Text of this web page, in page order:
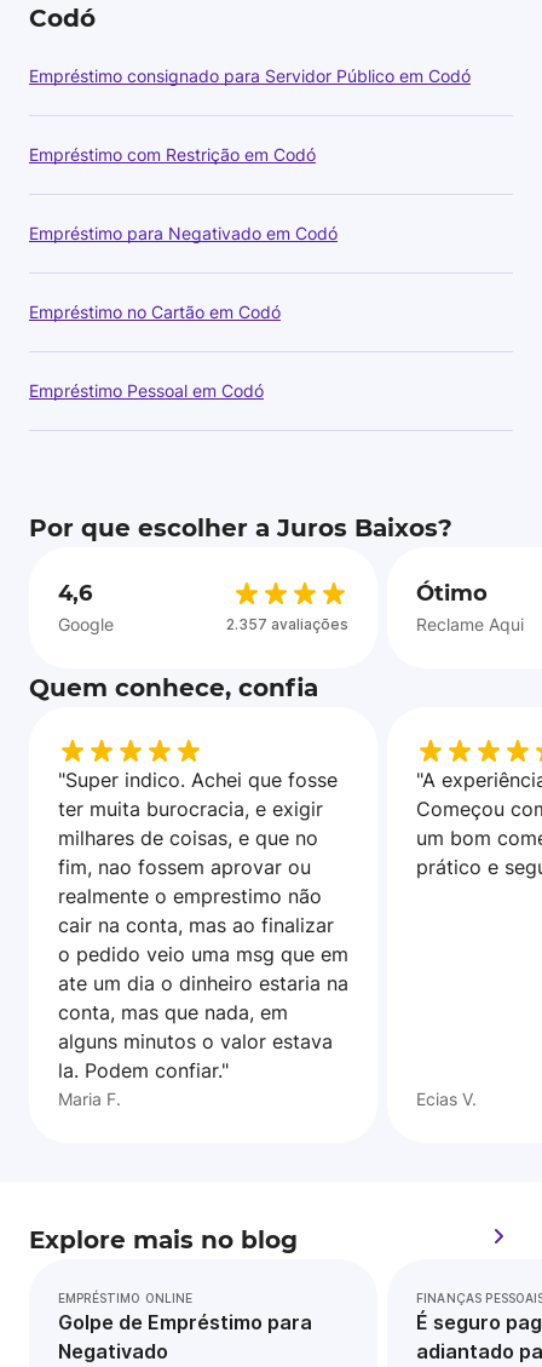
Codó
Empréstimo consignado para Servidor Público em Codó
Empréstimo com Restrição em Codó
Empréstimo para Negativado em Codó
Empréstimo no Cartão em Codó
Empréstimo Pessoal em Codó
Por que escolher a Juros Baixos?
4,6
Google 2.357 avaliações
Ótimo
Reclame Aqui
Quem conhece, confia
"Super indico. Achei que fosse
ter muita burocracia, e exigir
milhares de coisas, e que no
fim, nao fossem aprovar ou
realmente o emprestimo não
cair na conta, mas ao finalizar
o pedido veio uma msg que em
ate um dia o dinheiro estaria na
conta, mas que nada, em
alguns minutos o valor estava
la. Podem confiar."
Maria F.
"A
Começou
um bom
prático e
Ecias V.
Explore mais no blog
EMPRÉSTIMO ONLINE
Golpe de Empréstimo para
Negativado
FINANÇAS
É seguro
adiantado